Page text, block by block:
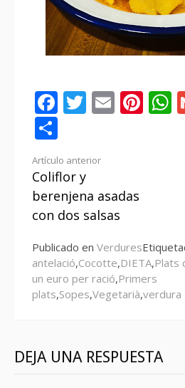
Facebook
Twitter
Email
Seguir
leyendo
Artículo anterior
Coliflor y
berenjena asadas
con dos salsas
Publicado en Verdures
antelació,Cocotte,DIETA,Plats
un euro per ració,Primers
plats,Sopes,Vegetarià,verdura
DEJA UNA RESPUESTA